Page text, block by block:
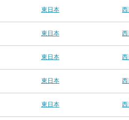
東日本
東日本
東日本
東日本
東日本